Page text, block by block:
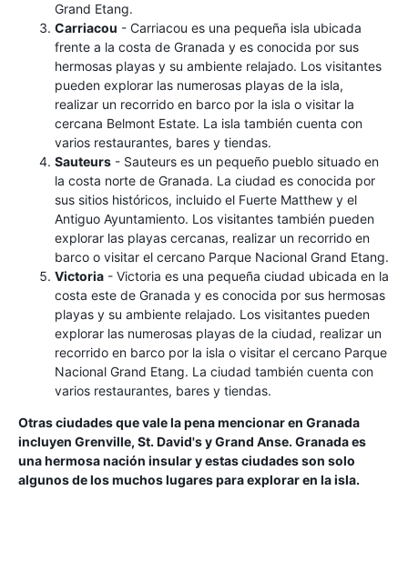
Grand Etang.
Carriacou - Carriacou es una pequeña isla ubicada
frente a la costa de Granada y es conocida por sus
hermosas playas y su ambiente relajado. Los visitantes
pueden explorar las numerosas playas de la isla,
realizar un recorrido en barco por la isla o visitar la
cercana Belmont Estate. La isla también cuenta con
varios restaurantes, bares y tiendas.
Sauteurs - Sauteurs es un pequeño pueblo situado en
la costa norte de Granada. La ciudad es conocida por
sus sitios históricos, incluido el Fuerte Matthew y el
Antiguo Ayuntamiento. Los visitantes también pueden
explorar las playas cercanas, realizar un recorrido en
barco o visitar el cercano Parque Nacional Grand Etang.
Victoria - Victoria es una pequeña ciudad ubicada en la
costa este de Granada y es conocida por sus hermosas
playas y su ambiente relajado. Los visitantes pueden
explorar las numerosas playas de la ciudad, realizar un
recorrido en barco por la isla o visitar el cercano Parque
Nacional Grand Etang. La ciudad también cuenta con
varios restaurantes, bares y tiendas.
Otras ciudades que vale la pena mencionar en Granada
incluyen Grenville, St. David's y Grand Anse. Granada es
una hermosa nación insular y estas ciudades son solo
algunos de los muchos lugares para explorar en la isla.